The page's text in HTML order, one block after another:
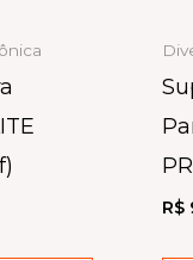
R$